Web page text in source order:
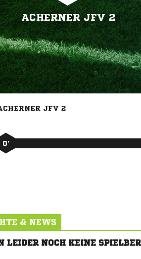
ACHERNER JFV 2
JFV 2
0’
& NEWS
LEIDER NOCH KEINE